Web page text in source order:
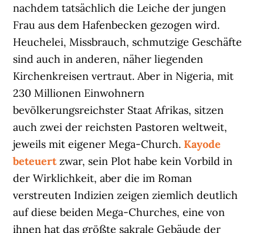
nachdem tatsächlich die Leiche der jungen
Frau aus dem Hafenbecken gezogen wird.
Heuchelei, Missbrauch, schmutzige Geschäfte
sind auch in anderen, näher liegenden
Kirchenkreisen vertraut. Aber in Nigeria, mit
230 Millionen Einwohnern
bevölkerungsreichster Staat Afrikas, sitzen
auch zwei der reichsten Pastoren weltweit,
jeweils mit eigener Mega-Church. Kayode
beteuertzwar, sein Plot habe kein Vorbild in
der Wirklichkeit, aber die im Roman
verstreuten Indizien zeigen ziemlich deutlich
auf diese beiden Mega-Churches, eine von
ihnen hat das größte sakrale Gebäude der